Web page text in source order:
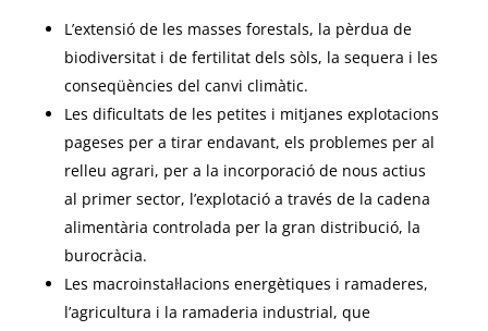
L’extensió de les masses forestals, la pèrdua de
biodiversitat i de fertilitat dels sòls, la sequera i les
conseqüències del canvi climàtic.
Les dificultats de les petites i mitjanes explotacions
pageses per a tirar endavant, els problemes per al
relleu agrari, per a la incorporació de nous actius
al primer sector, l’explotació a través de la cadena
alimentària controlada per la gran distribució, la
burocràcia.
Les macroinstal·lacions energètiques i ramaderes,
l’agricultura i la ramaderia industrial, que